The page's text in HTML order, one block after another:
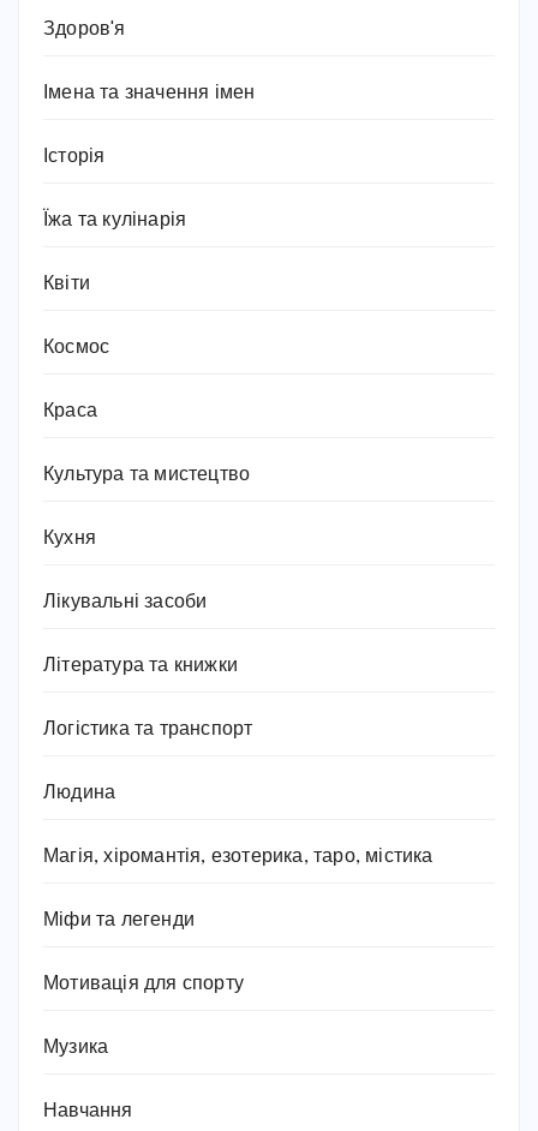
Здоров'я
Імена та значення імен
Історія
Їжа та кулінарія
Квіти
Космос
Краса
Культура та мистецтво
Кухня
Лікувальні засоби
Література та книжки
Логістика та транспорт
Людина
Магія, хіромантія, езотерика, таро, містика
Міфи та легенди
Мотивація для спорту
Музика
Навчання